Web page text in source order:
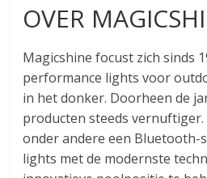
OVER
Magicshine focust zich sinds
performance lights voor
in het donker. Doorheen de
producten steeds vernuftiger.
onder andere een Bluetooth-
lights met de modernste